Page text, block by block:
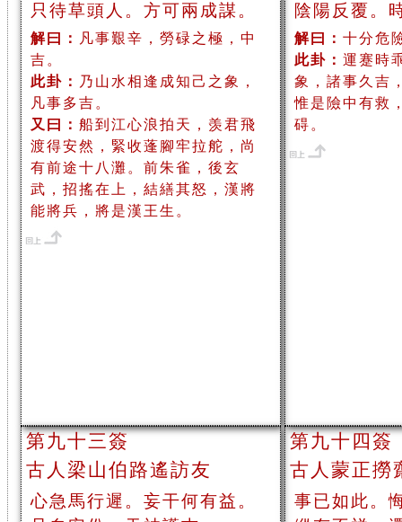
只待草頭人。方可兩成謀。
解曰：
凡事艱辛，勞碌之極，中
吉。
此卦： 乃山水相逢成知己之象，
凡事多吉。
又曰： 船到江心浪拍天，羡君飛
渡得安然，緊收蓬腳牢拉舵，尚
有前途十八灘。前朱雀，後玄
武，招搖在上，結繕其怒，漢將
能將兵，將是漢王生。
陰陽反覆。
解曰： 十分危
此卦： 運蹇時
象，諸事久吉
惟是險中有救
碍。
第九十三簽
古人梁山伯路遙訪友
心急馬行遲。妄干何有益。
第九十四簽
古人蒙正撈
事已如此。